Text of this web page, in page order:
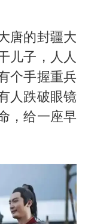
唐的封疆大
儿子，人人
个手握重兵
人跌破眼镜
，给一座早